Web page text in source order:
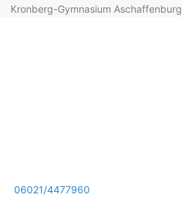
Kronberg-Gymnasium Aschaffenburg
06021/4477960